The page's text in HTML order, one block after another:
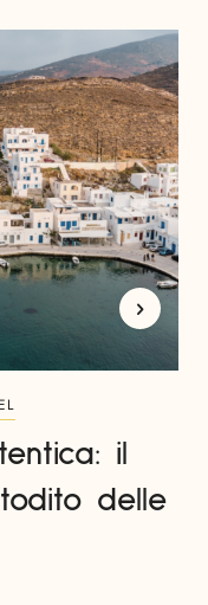
il
delle